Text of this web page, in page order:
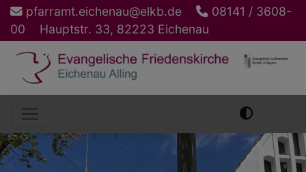
Direkt
zum
Inhalt
pfarramt.eichenau@elkb.de
08141 / 3608-
00
Hauptstr. 33, 82223 Eichenau
Hauptnavigation